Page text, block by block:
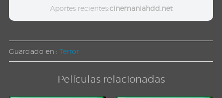
Aportes recientes:cinemaniahdd.net
Guardado en : Terror
Películas relacionadas